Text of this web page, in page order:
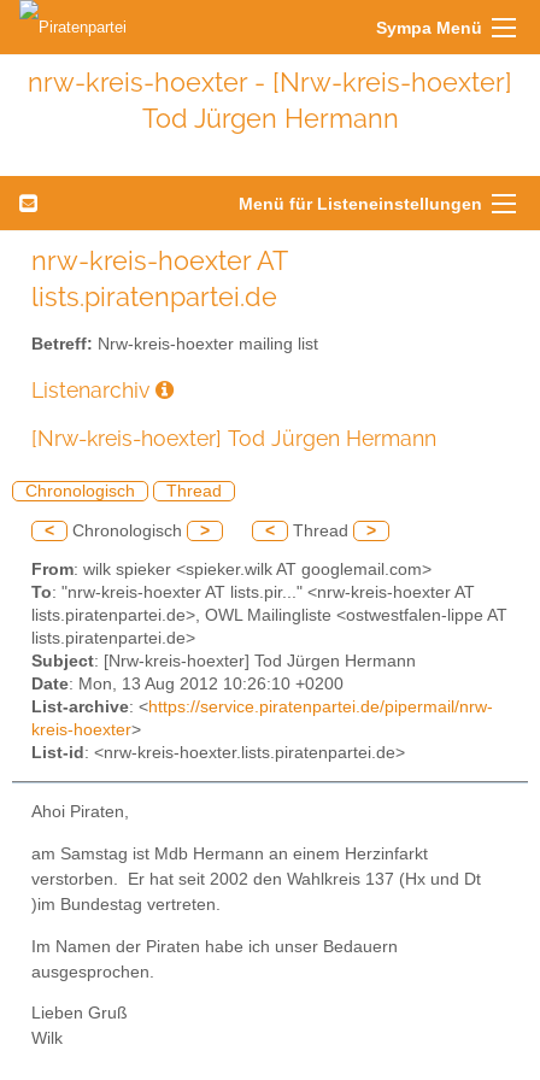
Sympa Menü
nrw-kreis-hoexter - [Nrw-kreis-hoexter]
Tod Jürgen Hermann
Menü für Listeneinstellungen
nrw-kreis-hoexter AT
lists.piratenpartei.de
Betreff: Nrw-kreis-hoexter mailing list
Listenarchiv
[Nrw-kreis-hoexter] Tod Jürgen Hermann
Chronologisch Thread
< Chronologisch > < Thread >
From: wilk spieker <spieker.wilk AT googlemail.com>
To: "nrw-kreis-hoexter AT lists.pir..." <nrw-kreis-hoexter AT
lists.piratenpartei.de>, OWL Mailingliste <ostwestfalen-lippe AT
lists.piratenpartei.de>
Subject: [Nrw-kreis-hoexter] Tod Jürgen Hermann
Date: Mon, 13 Aug 2012 10:26:10 +0200
List-archive: <https://service.piratenpartei.de/pipermail/nrw-
kreis-hoexter>
List-id : <nrw-kreis-hoexter.lists.piratenpartei.de>
Ahoi Piraten,
am Samstag ist Mdb Hermann an einem Herzinfarkt
verstorben. Er hat seit 2002 den Wahlkreis 137 (Hx und Dt
)im Bundestag vertreten.
Im Namen der Piraten habe ich unser Bedauern
ausgesprochen.
Lieben Gruß
Wilk